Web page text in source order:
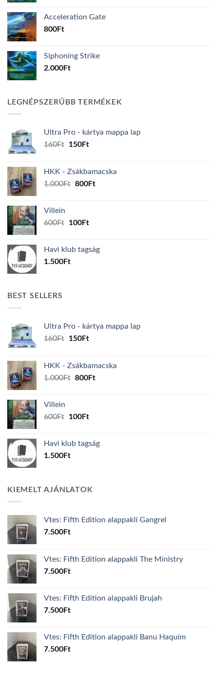
Acceleration Gate
800Ft
Siphoning Strike
2.000Ft
LEGNÉPSZERŰBB TERMÉKEK
Ultra Pro - kártya mappa lap
160Ft
Original
160Ft.
150FtCurrent
150Ft.
HKK - Zsákbamacska
1.000Ft Original
800FtCurrent
Villein
600Ft
Original
600Ft.
100FtCurrent
100Ft.
Havi klub tagság
1.500Ft
BEST SELLERS
Ultra Pro - kártya mappa lap
160Ft
Original
160Ft.
150FtCurrent
150Ft.
HKK - Zsákbamacska
1.000Ft Original
800FtCurrent
Villein
600Ft
Original
600Ft.
100FtCurrent
100Ft.
Havi klub tagság
1.500Ft
KIEMELT AJÁNLATOK
Vtes: Fifth Edition alappakli Gangrel
7.500Ft
Vtes: Fifth Edition alappakli The Ministry
7.500Ft
Vtes: Fifth Edition alappakli Brujah
7.500Ft
Vtes: Fifth Edition alappakli Banu Haquim
7.500Ft